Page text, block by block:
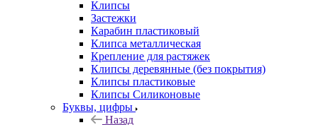
Клипсы
Застежки
Карабин пластиковый
Клипса металлическая
Крепление для растяжек
Клипсы деревянные (без покрытия)
Клипсы пластиковые
Клипсы Силиконовые
Буквы, цифры
Назад